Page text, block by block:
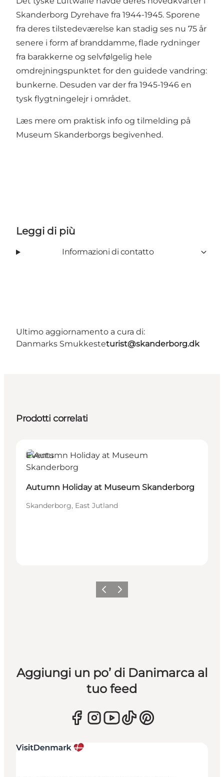
Skanderborg Dyrehave fra 1944-1945. Sporene
fra deres tilstedeværelse kan stadig ses nu 75 år
senere i form af branddamme, flade rydninger
fra barakkerne og selvfølgelig hele
omdrejningspunktet for den guidede vandring:
bunkerne. Desuden var der fra 1945-1946 en
tysk flygtningelejr i området.
Læs mere om praktisk info og tilmelding på
Museum Skanderborgs begivenhed.
Leggi di più
Informazioni di contatto
Ultimo aggiornamento a cura di:
Danmarks Smukkesteturist@skanderborg.dk
Prodotti correlati
Events
Autumn Holiday at Museum Skanderborg
Skanderborg, East Jutland
Precedente
Avanti
Aggiungi un po’ di Danimarca al
tuo feed